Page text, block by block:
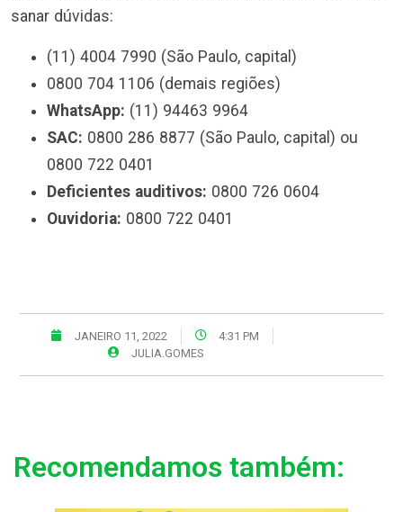
sanar dúvidas:
(11) 4004 7990 (São Paulo, capital)
0800 704 1106 (demais regiões)
WhatsApp: (11) 94463 9964
SAC: 0800 286 8877 (São Paulo, capital) ou
0800 722 0401
Deficientes auditivos: 0800 726 0604
Ouvidoria: 0800 722 0401
JANEIRO 11, 2022
4:31 PM
JULIA.GOMES
Recomendamos também: